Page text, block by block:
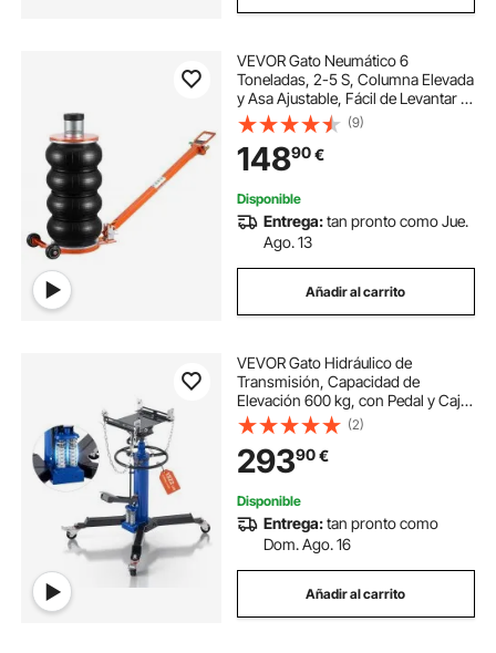
VEVOR Gato Neumático 6
Toneladas, 2-5 S, Columna Elevada
y Asa Ajustable, Fácil de Levantar y
que Ahorra Espacio, con
Almohadilla de Goma Gruesa, para
Sedán, SUV y Camioneta, 1220 x
325 x 170-583 mm
(9)
14890€
Disponible
Entrega:tan pronto como Jue.
Ago. 13
Añadir al carrito
VEVOR Gato Hidráulico de
Transmisión, Capacidad de
Elevación 600 kg, con Pedal y Caja
de Cambios Telescópica Doble,
Altura de Elevación 88-176 cm, a
Garaje/Taller, Azul, 735 x 625 x
970–1855 mm
(2)
29390€
Disponible
Entrega:tan pronto como
Dom. Ago. 16
Añadir al carrito